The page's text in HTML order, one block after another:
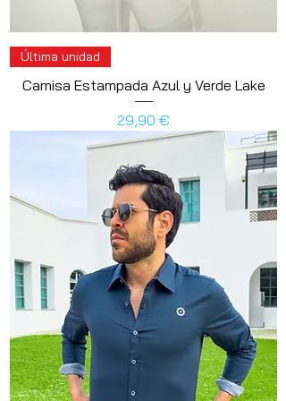
Última unidad
Camisa Estampada Azul y Verde Lake
Preis
29,90 €